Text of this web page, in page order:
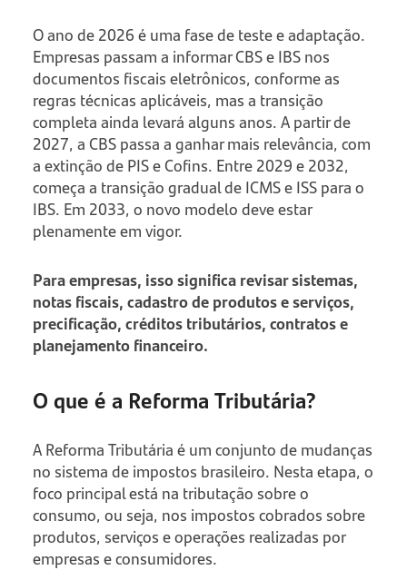
O ano de 2026 é uma fase de teste e adaptação.
Empresas passam a informar CBS e IBS nos
documentos fiscais eletrônicos, conforme as
regras técnicas aplicáveis, mas a transição
completa ainda levará alguns anos. A partir de
2027, a CBS passa a ganhar mais relevância, com
a extinção de PIS e Cofins. Entre 2029 e 2032,
começa a transição gradual de ICMS e ISS para o
IBS. Em 2033, o novo modelo deve estar
plenamente em vigor.
Para empresas, isso significa revisar sistemas,
notas fiscais, cadastro de produtos e serviços,
precificação, créditos tributários, contratos e
planejamento financeiro.
O que é a Reforma Tributária?
A Reforma Tributária é um conjunto de mudanças
no sistema de impostos brasileiro. Nesta etapa, o
foco principal está na tributação sobre o
consumo, ou seja, nos impostos cobrados sobre
produtos, serviços e operações realizadas por
empresas e consumidores.